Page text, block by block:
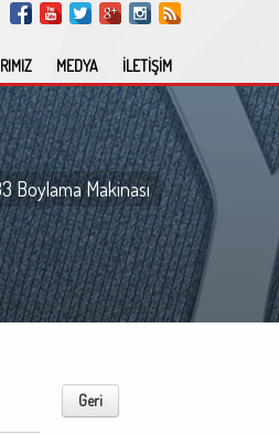
MEDYA İLETİŞİM
Boylama Makinası
Geri